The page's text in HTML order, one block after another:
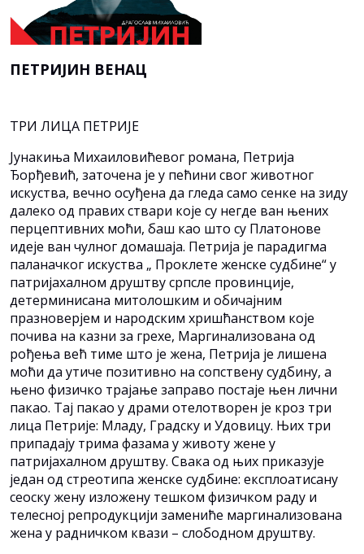
ПЕТРИЈИН ВЕНАЦ
ТРИ ЛИЦА ПЕТРИЈЕ
Јунакиња Михаиловићевог романа, Петрија
Ђорђевић, заточена је у пећини свог животног
искуства, вечно осуђена да гледа само сенке на зиду
далеко од правих ствари које су негде ван њених
перцептивних моћи, баш као што су Платонове
идеје ван чулног домашаја. Петрија је парадигма
паланачког искуства „ Проклете женске судбине“ у
патријахалном друштву српсле провинције,
детерминисана митолошким и обичајним
празноверјем и народским хришћанством које
почива на казни за грехе, Маргинализована од
рођења већ тиме што је жена, Петрија је лишена
моћи да утиче позитивно на сопствену судбину, а
њено физичко трајање заправо постаје њен лични
пакао. Тај пакао у драми отелотворен је кроз три
лица Петрије: Младу, Градску и Удовицу. Њих три
припадају трима фазама у животу жене у
патријахалном друштву. Свака од њих приказује
један од стреотипа женске судбине: експлоатисану
сеоску жену изложену тешком физичком раду и
телесној репродукцији замениће маргинализована
жена у радничком квази – слободном друштву.